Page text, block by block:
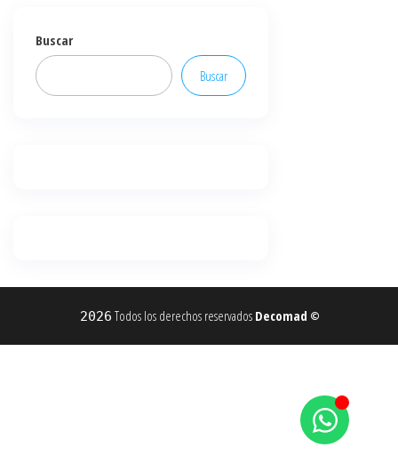
Buscar
Buscar
2026 Todos los derechos reservados Decomad ©